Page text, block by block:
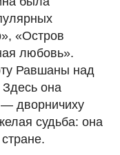
«Остров
любовь».
Равшаны над
она
дворничиху
судьба: она